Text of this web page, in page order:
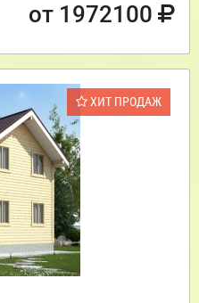
от 1972100
ХИТ ПРОДАЖ